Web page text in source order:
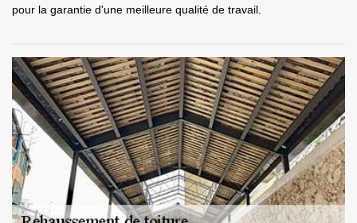
pour la garantie d'une meilleure qualité de travail.